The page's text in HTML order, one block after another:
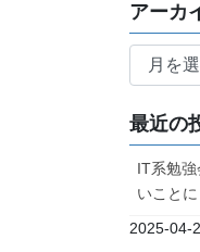
アーカ
ア
イ
ブ
最近の
IT系勉
いことに
2025-04-